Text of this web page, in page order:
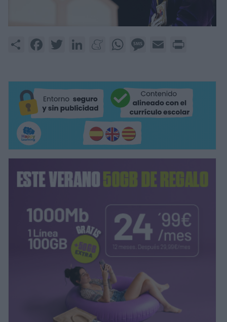
Share FacebookTwitter LinkedInMeneameWhatsAppMessage
Email